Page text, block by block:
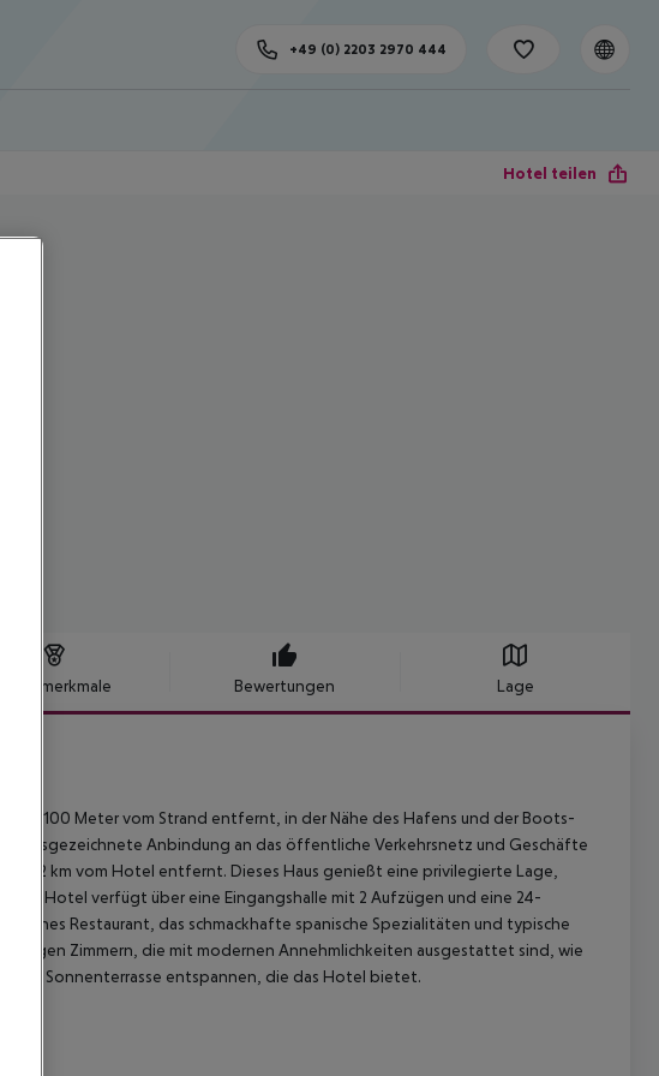
+49 (0) 2203 2970 444
Hotel teilen
Hotelmerkmale Bewertungen Lage
100 Meter vom Strand entfernt, in der Nähe des Hafens und der Boots-
ausgezeichnete Anbindung an das öffentliche Verkehrsnetz und Geschäfte
2 km vom Hotel entfernt. Dieses Haus genießt eine privilegierte Lage,
Hotel verfügt über eine Eingangshalle mit 2 Aufzügen und eine 24-
Restaurant, das schmackhafte spanische Spezialitäten und typische
Zimmern, die mit modernen Annehmlichkeiten ausgestattet sind, wie
der Sonnenterrasse entspannen, die das Hotel bietet.